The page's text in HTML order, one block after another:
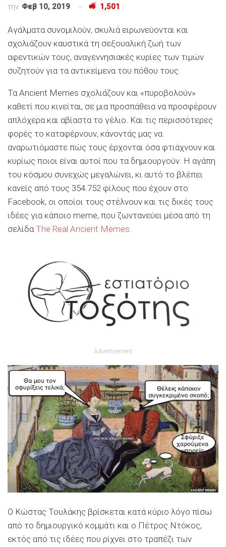
την Φεβ 10, 2019 1,501
Αγάλματα συνομιλούν, σκυλιά ειρωνεύονται και
σχολιάζουν καυστικά τη σεξουαλική ζωή των
αφεντικών τους, αναγεννησιακές κυρίες των τιμών
συζητούν για τα αντικείμενα του πόθου τους.
Τα Ancient Memes σχολιάζουν και «πυροβολούν»
καθετί που κινείται, σε μια προσπάθεια να προσφέρουν
απλόχερα και αβίαστα το γέλιο. Και τις περισσότερες
φορές το καταφέρνουν, κάνοντάς μας να
αναρωτιόμαστε πώς τους έρχονται όσα φτιάχνουν και
κυρίως ποιοι είναι αυτοί που τα δημιουργούν. Η αγάπη
του κόσμου συνεχώς μεγαλώνει, κι αυτό το βλέπει
κανείς από τους 354.752 φίλους που έχουν στο
Facebook, οι οποίοι τους στέλνουν και τις δικές τους
ιδέες για κάποιο meme, που ζωντανεύει μέσα από τη
σελίδα The Real Ancient Memes.
Advertisement
Ο Κώστας Τουλάκης βρίσκεται κατά κύριο λόγο πίσω
από το δημιουργικό κομμάτι και ο Πέτρος Ντόκος,
εκτός από τις ιδέες που ρίχνει στο τραπέζι των